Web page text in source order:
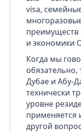
visa,
преимуществ
и экономики
Когда мы
обязательно,
Дубае и
технически
уровне
применяется
другой